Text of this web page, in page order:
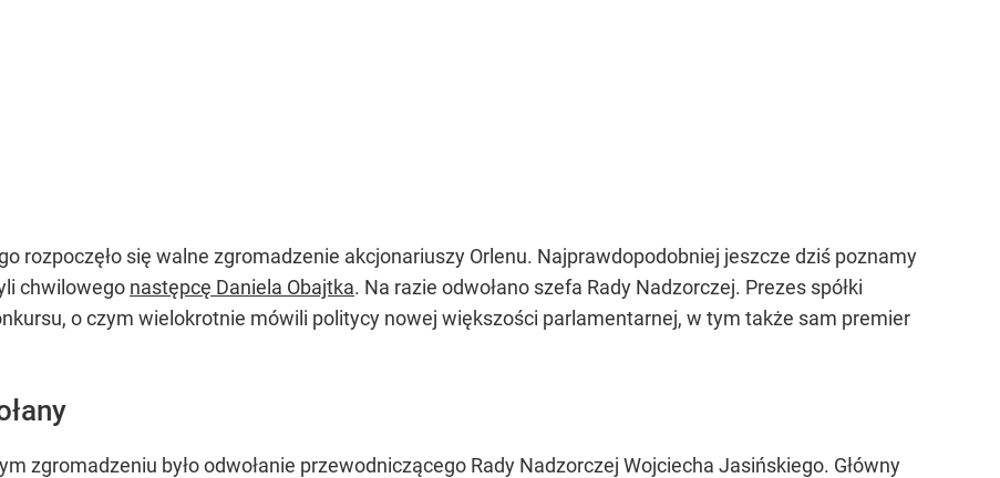
rozpoczęło się walne zgromadzenie akcjonariuszy Orlenu. Najprawdopodobniej jeszcze dziś poznamy
chwilowego następcę Daniela Obajtka. Na razie odwołano szefa Rady Nadzorczej. Prezes spółki
o czym wielokrotnie mówili politycy nowej większości parlamentarnej, w tym także sam premier
zgromadzeniu było odwołanie przewodniczącego Rady Nadzorczej Wojciecha Jasińskiego. Główny